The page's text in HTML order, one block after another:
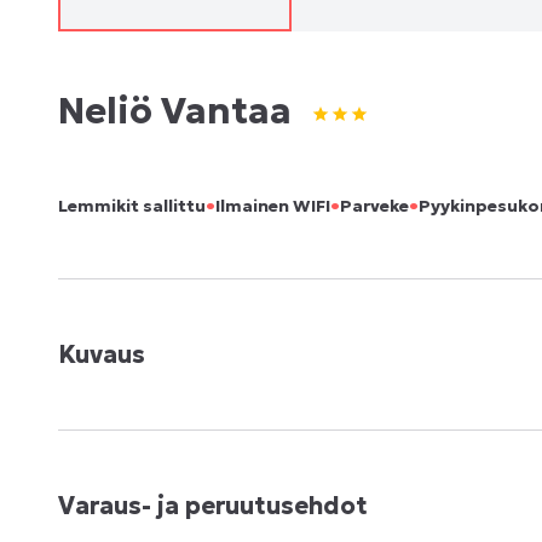
Neliö Vantaa
Lemmikit sallittu•Ilmainen WIFI•Parveke•
Kuvaus
Varaus- ja peruutusehdot